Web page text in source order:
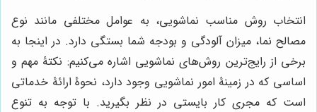
انتخاب روش مناسب نماشویی، به عوامل مختلفی مانند نوع
مصالح نما، میزان آلودگی و بودجه شما بستگی دارد. در اینجا به
برخی از رایج‌ترین روش‌های نماشویی اشاره می‌کنیم: نکتۀ مهم و
اساسی که در زمینۀ امور نماشویی وجود دارد، نحوۀ ارائۀ خدماتی
است که مجری کار بایستی در نظر بگیرید. با توجه به تنوع